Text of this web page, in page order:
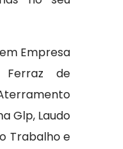
Empresa
de
Glp, Laudo
Trabalho e